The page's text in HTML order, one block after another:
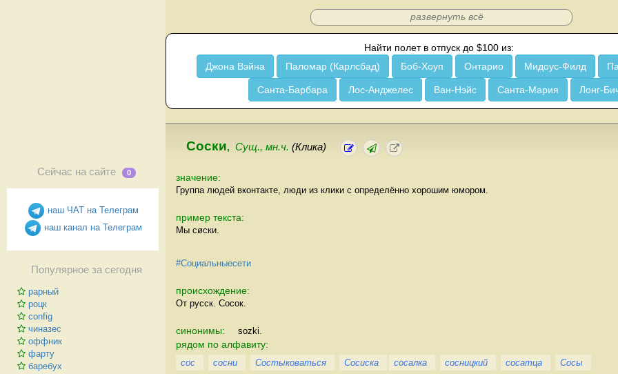
Сейчас на сайте 0
наш ЧАТ на Телеграм
наш канал на Телеграм
Популярное за сегодня
рарный
роцк
config
чиназес
оффник
фарту
баребух
развернуть всё
Найти полет в отпуск до $100 из:
Джона Вэйна
Паломар (Карлсбад) Боб-Хоуп Онтарио Мидоус-Филд
Санта-Барбара Лос-Анджелес Ван-Нэйс Санта-Мария Лонг-
Соски, Сущ., мн.ч. (Клика)
значение:
Группа людей вконтакте, люди из клики с определённо хорошим юмором.
пример текста:
Мы сøски.
#Социальныесети
происхождение:
От русск. Сосок.
синонимы: sozki.
рядом по алфавиту:
сос сосни Состыковаться Сосиска сосалка сосницкий сосатца
Сосы